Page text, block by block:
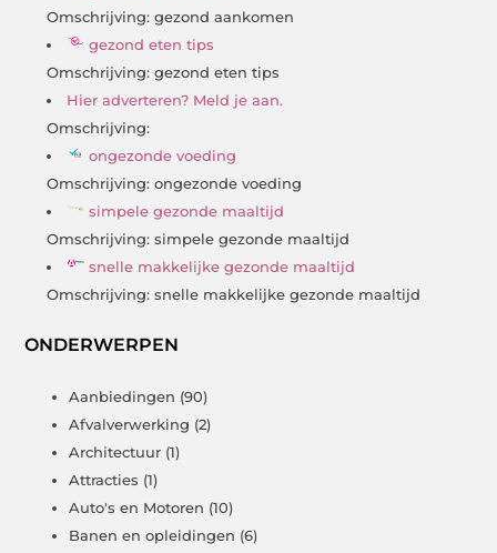
Omschrijving: gezond aankomen
gezond eten tips
Omschrijving: gezond eten tips
Hier adverteren? Meld je aan.
Omschrijving:
ongezonde voeding
Omschrijving: ongezonde voeding
simpele gezonde maaltijd
Omschrijving: simpele gezonde maaltijd
snelle makkelijke gezonde maaltijd
Omschrijving: snelle makkelijke gezonde maaltijd
ONDERWERPEN
Aanbiedingen (90)
Afvalverwerking (2)
Architectuur (1)
Attracties (1)
Auto's en Motoren (10)
Banen en opleidingen (6)